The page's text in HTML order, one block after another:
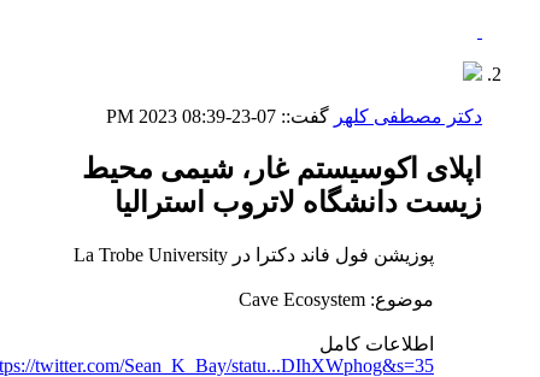
دکتر مصطفی کلهر گفت:: 07-23-2023
08:39 PM
اپلای اکوسیستم غار، شیمی محیط
زیست دانشگاه لاتروب استرالیا
پوزیشن فول فاند دکترا در La Trobe University
موضوع: Cave Ecosystem
اطلاعات کامل
twitter.com/Sean_K_Bay/statu...DIhXWphog&s=35